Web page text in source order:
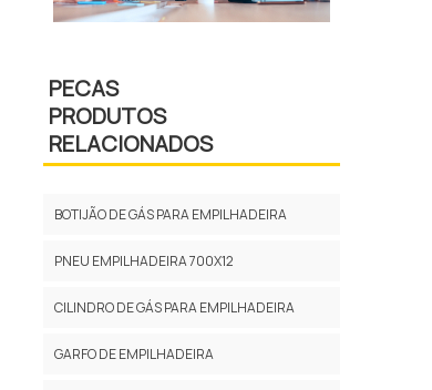
PECAS
PRODUTOS
RELACIONADOS
BOTIJÃO DE GÁS PARA EMPILHADEIRA
PNEU EMPILHADEIRA 700X12
CILINDRO DE GÁS PARA EMPILHADEIRA
GARFO DE EMPILHADEIRA